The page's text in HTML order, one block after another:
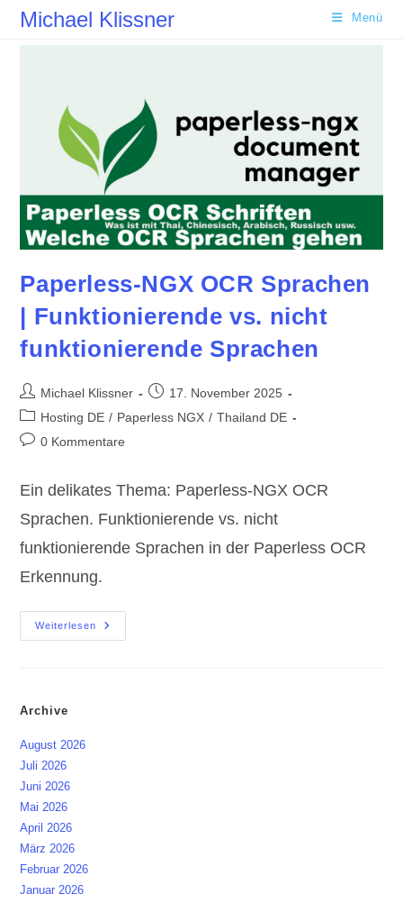
ZumMichael Klissner Menü
Paperless-NGX OCR Sprachen
| Funktionierende vs. nicht
funktionierende Sprachen
Beitrags-
Autor:
Michael Klissner
Beitrag
veröffentlicht:
17. November 2025
Beitrags-
Kategorie:
Hosting DE / Paperless NGX / Thailand DE
Beitrags-
0 Kommentare
Ein delikates Thema: Paperless-NGX OCR
Sprachen. Funktionierende vs. nicht
funktionierende Sprachen in der Paperless OCR
Erkennung.
Weiterlesen
Paperless-
NGX
Archive
August 2026
Juli 2026
Juni 2026
Mai 2026
April 2026
März 2026
Februar 2026
Januar 2026